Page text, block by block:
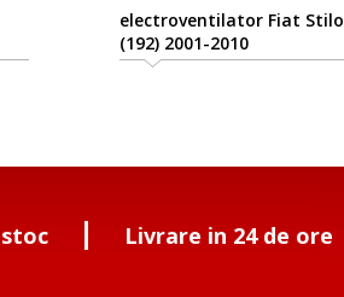
electroventilator Fiat Stilo
(192) 2001-2010
Livrare in 24 de ore